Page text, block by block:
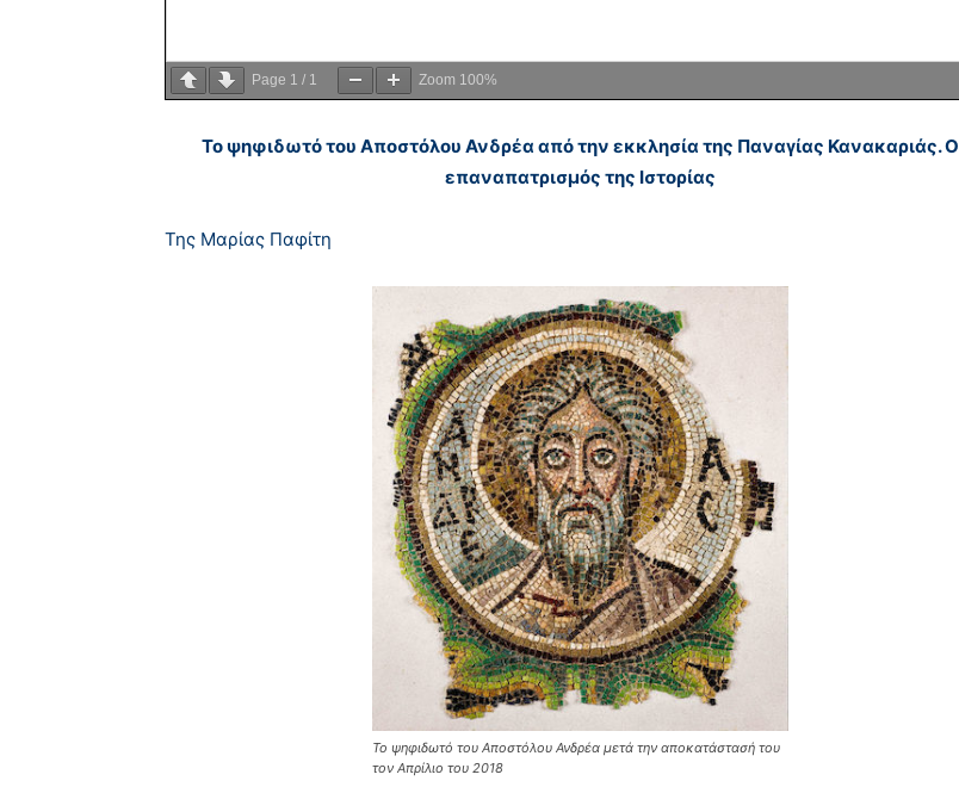
Page 1 / 1 Zoom 100%
Το ψηφιδωτό του Αποστόλου Ανδρέα από την εκκλησία της Παναγίας Κανακαριάς. Ο
επαναπατρισμός της Ιστορίας
Της Μαρίας Παφίτη
Το ψηφιδωτό του Αποστόλου Ανδρέα μετά την αποκατάστασή του
τον Απρίλιο του 2018